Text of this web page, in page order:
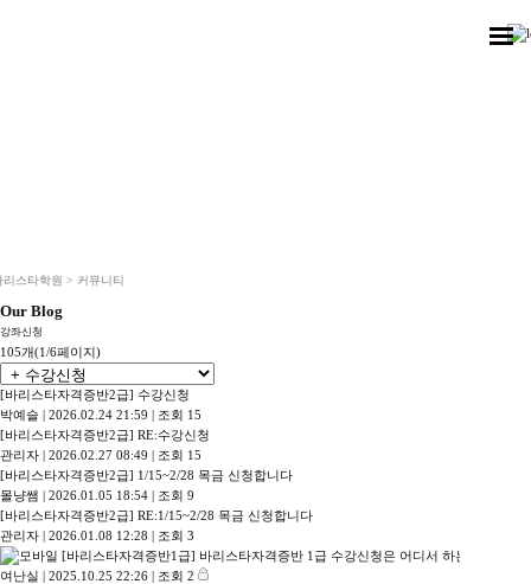
스타학원 > 커뮤니티
Our Blog
강좌신청
105개(1/6페이지)
[바리스타자격증반2급] 수강신청
박예슬 | 2026.02.24 21:59 | 조회 15
[바리스타자격증반2급] RE:수강신청
관리자 | 2026.02.27 08:49 | 조회 15
[바리스타자격증반2급] 1/15~2/28 목금 신청합니다
몰냥쌤 | 2026.01.05 18:54 | 조회 9
[바리스타자격증반2급] RE:1/15~2/28 목금 신청합니다
관리자 | 2026.01.08 12:28 | 조회 3
[바리스타자격증반1급] 바리스타자격증반 1급 수강신청은 어디서 하는지요
여난실 | 2025.10.25 22:26 | 조회 2